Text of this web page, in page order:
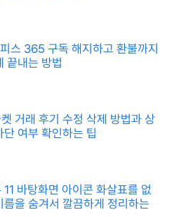
스 365 구독 해지하고 환불까지
끝내는 방법
거래 후기 수정 삭제 방법과 상
단 여부 확인하는 팁
11 바탕화면 아이콘 화살표를 없
름을 숨겨서 깔끔하게 정리하는